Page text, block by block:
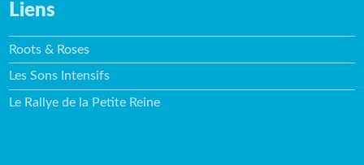
Liens
Roots & Roses
Les Sons Intensifs
Le Rallye de la Petite Reine